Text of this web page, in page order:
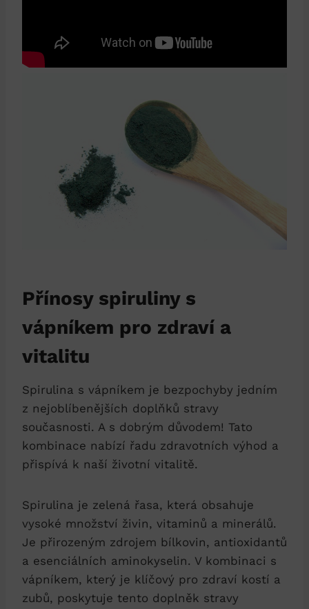
Přínosy spiruliny s
vápníkem pro zdraví a
vitalitu
Spirulina s vápníkem je bezpochyby jedním
z nejoblíbenějších doplňků stravy
současnosti. A s dobrým důvodem! Tato
kombinace nabízí řadu zdravotních výhod a
přispívá k naší životní vitalitě.
Spirulina je zelená řasa, která obsahuje
vysoké množství živin, vitaminů a minerálů.
Je přirozeným zdrojem bílkovin, antioxidantů
a esenciálních aminokyselin. V kombinaci s
vápníkem, který je klíčový pro zdraví kostí a
zubů, poskytuje tento doplněk stravy